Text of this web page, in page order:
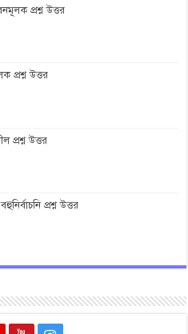
প্রশ্ন উত্তর
প্রশ্ন উত্তর
প্রশ্ন উত্তর
প্রশ্ন উত্তর